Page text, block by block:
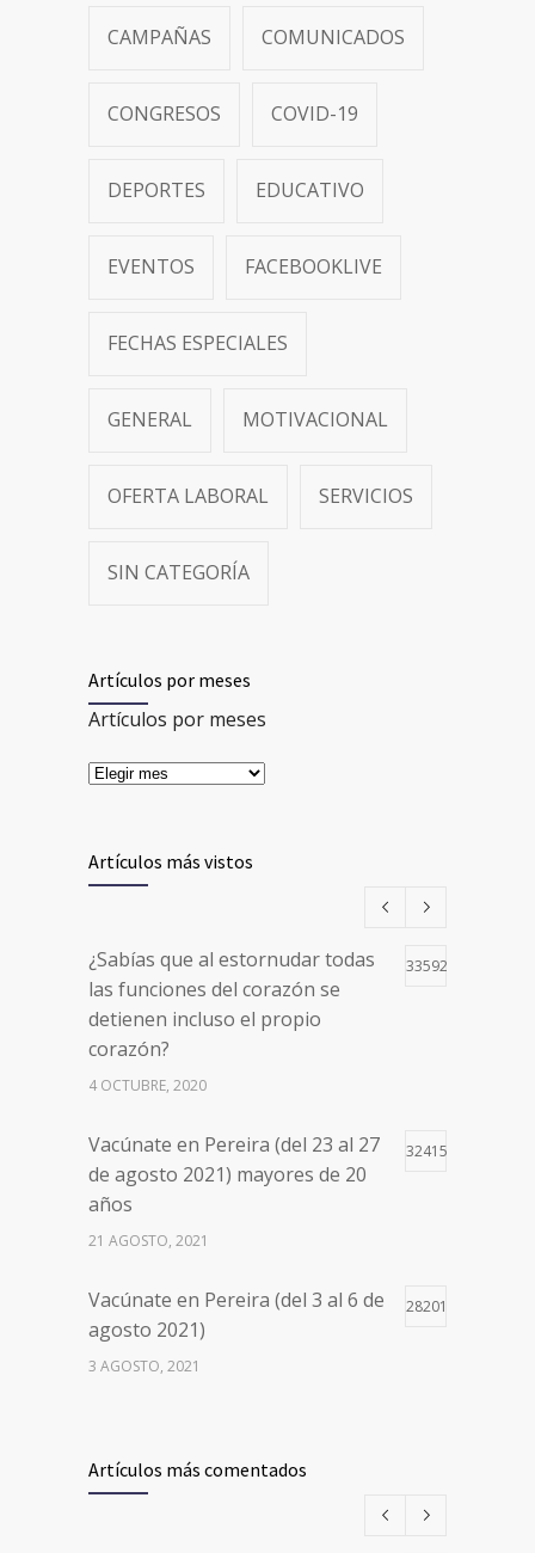
CAMPAÑAS COMUNICADOS
CONGRESOS COVID-19
DEPORTES EDUCATIVO
EVENTOS FACEBOOKLIVE
FECHAS ESPECIALES
GENERAL MOTIVACIONAL
OFERTA LABORAL SERVICIOS
SIN CATEGORÍA
Artículos por meses
Artículos por meses
Artículos más vistos
¿Sabías que al estornudar todas
las funciones del corazón se
detienen incluso el propio
corazón?
33592
4 OCTUBRE, 2020
Vacúnate en Pereira (del 23 al 27
de agosto 2021) mayores de 20
años
32415
21 AGOSTO, 2021
Vacúnate en Pereira (del 3 al 6 de
agosto 2021)
28201
3 AGOSTO, 2021
de agosto 2021) mayores de 20
años
Artículos más comentados